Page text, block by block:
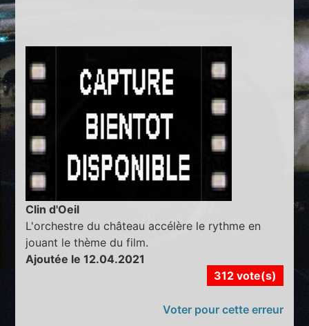
Clin d'Oeil
L'orchestre du château accélère le rythme en
jouant le thème du film.
Ajoutée le 12.04.2021
312 vote(s)
Voter pour cette erreur